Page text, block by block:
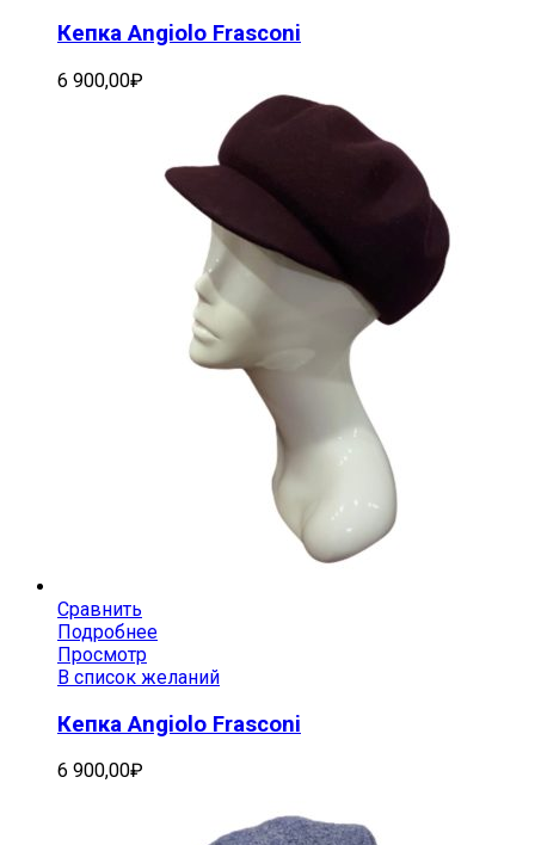
Кепка Angiolo Frasconi
6 900,00₽
Сравнить
Подробнее
Просмотр
В список желаний
Кепка Angiolo Frasconi
6 900,00₽